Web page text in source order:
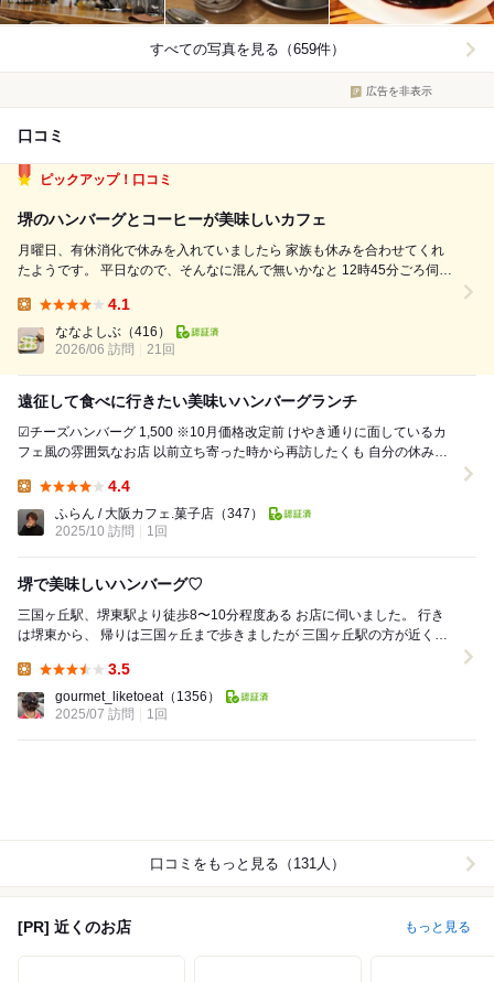
すべての写真を見る（659件）
広告を非表示
口コミ
ピックアップ！口コミ
堺のハンバーグとコーヒーが美味しいカフェ
月曜日、有休消化で休みを入れていましたら 家族も休みを合わせてくれ
たようです。 平日なので、そんなに混んで無いかなと 12時45分ごろ伺っ
来上がりまでは30分ほど待ちました。) 焼きたてハンバーグは、まずハン
バーグ...
4.1
ななよしぶ （416）
2026/06 訪問
21回
遠征して食べに行きたい美味いハンバーグランチ
☑チーズハンバーグ 1,500 ※10月価格改定前 けやき通りに面しているカ
フェ風の雰囲気なお店 以前立ち寄った時から再訪したくも 自分の休みと
4.4
ふらん / 大阪カフェ.菓子店 （347）
2025/10 訪問
1回
堺で美味しいハンバーグ♡
三国ヶ丘駅、堺東駅より徒歩8〜10分程度ある お店に伺いました。 行き
は堺東から、 帰りは三国ヶ丘まで歩きましたが 三国ヶ丘駅の方が近く感
3.5
gourmet_liketoeat （1356）
2025/07 訪問
1回
口コミをもっと見る（131人）
[PR] 近くのお店 もっと見る